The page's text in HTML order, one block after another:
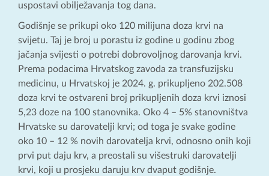
uspostavi obilježavanja tog dana.
Godišnje se prikupi oko 120 milijuna doza krvi na
svijetu. Taj je broj u porastu iz godine u godinu zbog
jačanja svijesti o potrebi dobrovoljnog darovanja krvi.
Prema podacima Hrvatskog zavoda za transfuzijsku
medicinu, u Hrvatskoj je 2024. g. prikupljeno 202.508
doza krvi te ostvareni broj prikupljenih doza krvi iznosi
5,23 doze na 100 stanovnika. Oko 4 – 5% stanovništva
Hrvatske su darovatelji krvi; od toga je svake godine
oko 10 – 12 % novih darovatelja krvi, odnosno onih koji
prvi put daju krv, a preostali su višestruki darovatelji
krvi, koji u prosjeku daruju krv dvaput godišnje.